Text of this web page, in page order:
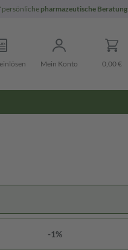
persönliche pharmazeutische Beratung
Mein Konto 0,00 €
-1%